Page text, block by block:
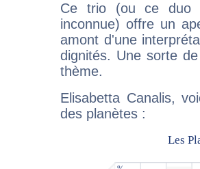
Ce trio (ou ce duo
inconnue) offre un
amont d'une
dignités. Une sorte
thème.
Elisabetta Canalis,
des planètes :